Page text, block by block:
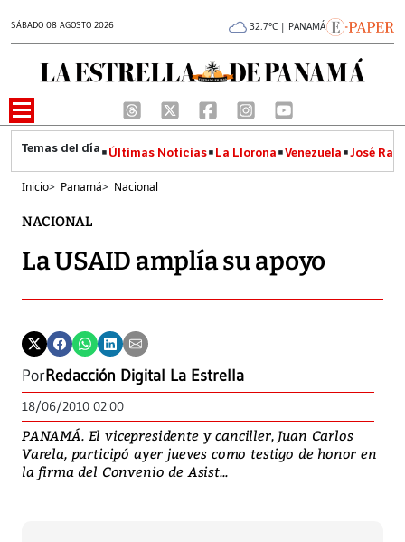
SÁBADO 08 AGOSTO 2026 32.7°C | PANAMÁ
Últimas Noticias La Llorona Venezuela José
Inicio> Panamá> Nacional
NACIONAL
La USAID amplía su apoyo
PorRedacción Digital La Estrella
18/06/2010 02:00
PANAMÁ. El vicepresidente y canciller, Juan Carlos
Varela, participó ayer jueves como testigo de honor en
la firma del Convenio de Asist...